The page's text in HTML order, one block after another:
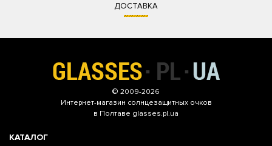
ДОСТАВКА
© 2009-2026
Интернет-магазин солнцезащитных очков
в Полтаве glasses.pl.ua
КАТАЛОГ